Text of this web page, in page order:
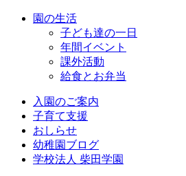
園の生活
子ども達の一日
年間イベント
課外活動
給食とお弁当
入園のご案内
子育て支援
おしらせ
幼稚園ブログ
学校法人 柴田学園